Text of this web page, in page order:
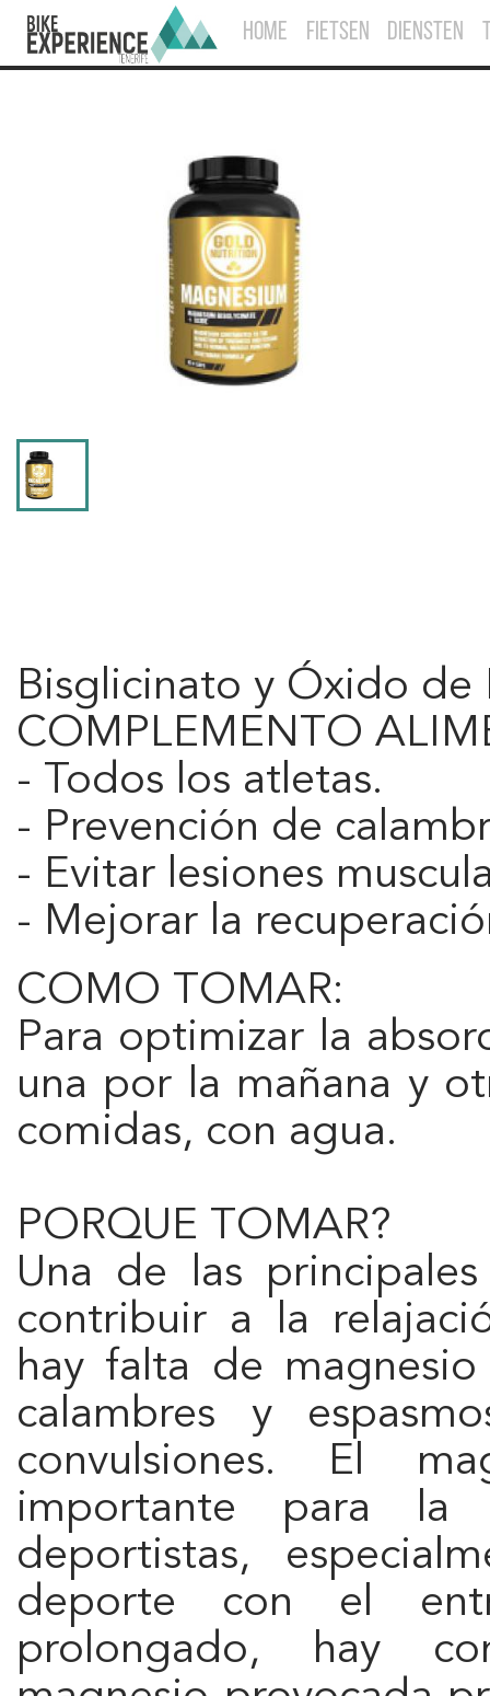
HOME FIETSEN DIENSTEN
Bisglicinato y Óxido de
COMPLEMENTO
- Todos los atletas.
- Prevención de
- Evitar lesiones
- Mejorar la
COMO TOMAR:
Para optimizar la
una por la mañana y
comidas, con agua.
PORQUE TOMAR?
Una de las
contribuir a la
hay falta de
calambres y
convulsiones. El
importante para la
deportistas,
deporte con el
prolongado, hay